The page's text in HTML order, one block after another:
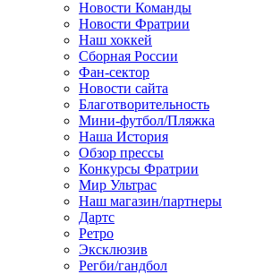
Новости Команды
Новости Фратрии
Наш хоккей
Сборная России
Фан-cектор
Новости сайта
Благотворительность
Мини-футбол/Пляжка
Наша История
Обзор прессы
Конкурсы Фратрии
Мир Ультрас
Наш магазин/партнеры
Дартс
Ретро
Эксклюзив
Регби/гандбол